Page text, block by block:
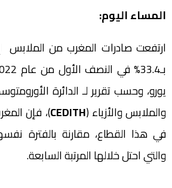
المساء اليوم:
ارتفعت صادرات المغرب من الملابس
يورو، وحسب تقرير لـ الدائرة
والملابس والأزياء (CEDITH)، فإن
في هذا القطاع، مقارنة بالفترة
والتي احتل خلالها المرتبة السابعة.